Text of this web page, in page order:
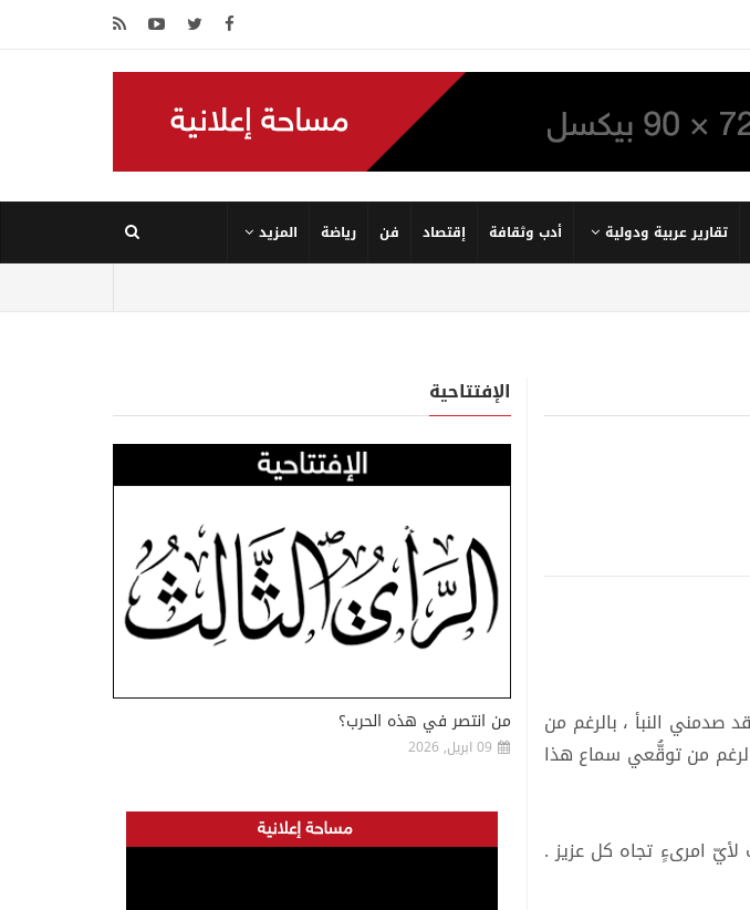
تقارير عربية ودولية أدب وثقافة إقتصاد فن رياضة المزيد
النبأ ، بالرغم من
من توقُّعي سماع هذا
لأيّ امرىءٍ تجاه كل عزيز .
الإفتتاحية
من انتصر في هذه الحرب؟
09 ابريل, 2026